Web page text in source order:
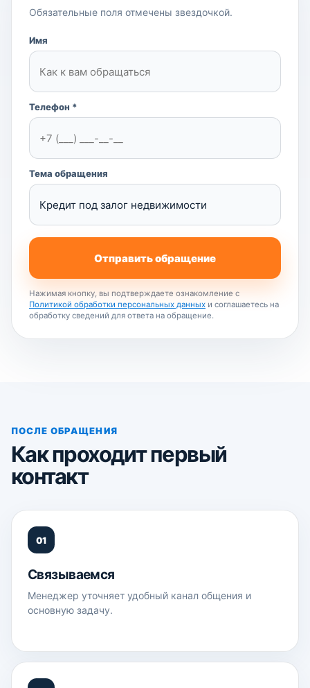
Обязательные поля отмечены звездочкой.
Имя
Телефон *
Тема обращения
Отправить обращение
Нажимая кнопку, вы подтверждаете ознакомление с
Политикой обработки персональных данных и соглашаетесь на
обработку сведений для ответа на обращение.
ПОСЛЕ ОБРАЩЕНИЯ
Как проходит первый
контакт
01
Связываемся
Менеджер уточняет удобный канал общения и
основную задачу.